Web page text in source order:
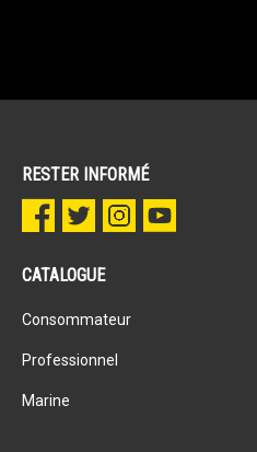
RESTER INFORMÉ
CATALOGUE
Consommateur
Professionnel
Marine